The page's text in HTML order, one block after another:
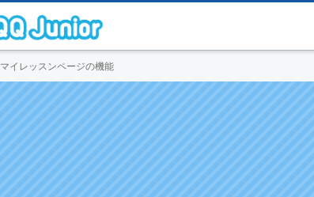
マイレッスンページの機能